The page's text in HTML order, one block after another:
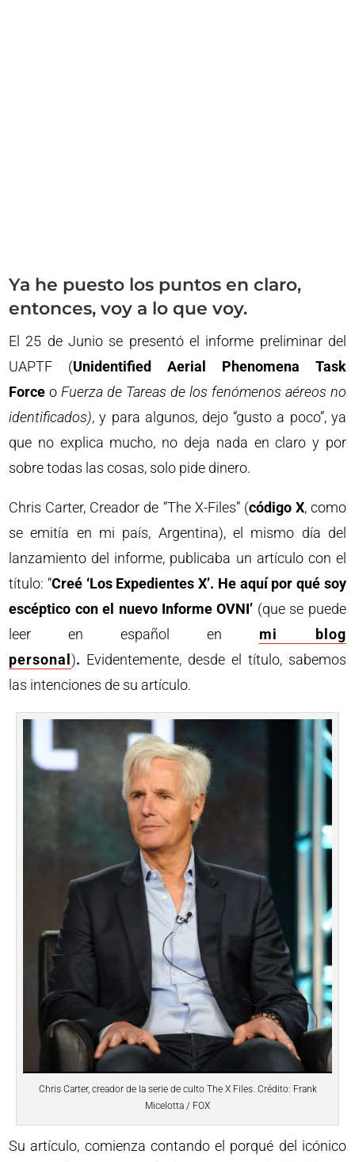
Ya he puesto los puntos en claro,
entonces, voy a lo que voy.
El 25 de Junio se presentó el informe preliminar del
UAPTF (Unidentified Aerial Phenomena Task
Force o Fuerza de Tareas de los fenómenos aéreos no
identificados), y para algunos, dejo “gusto a poco”, ya
que no explica mucho, no deja nada en claro y por
sobre todas las cosas, solo pide dinero.
Chris Carter, Creador de “The X-Files” (código X, como
se emitía en mi país, Argentina), el mismo día del
lanzamiento del informe, publicaba un artículo con el
título: “Creé ‘Los Expedientes X’. He aquí por qué soy
escéptico con el nuevo Informe OVNI’ (que se puede
leer en español en mi blog
personal). Evidentemente, desde el título, sabemos
las intenciones de su artículo.
Chris Carter, creador de la serie de culto The X Files. Crédito: Frank
Micelotta / FOX
Su artículo, comienza contando el porqué del icónico